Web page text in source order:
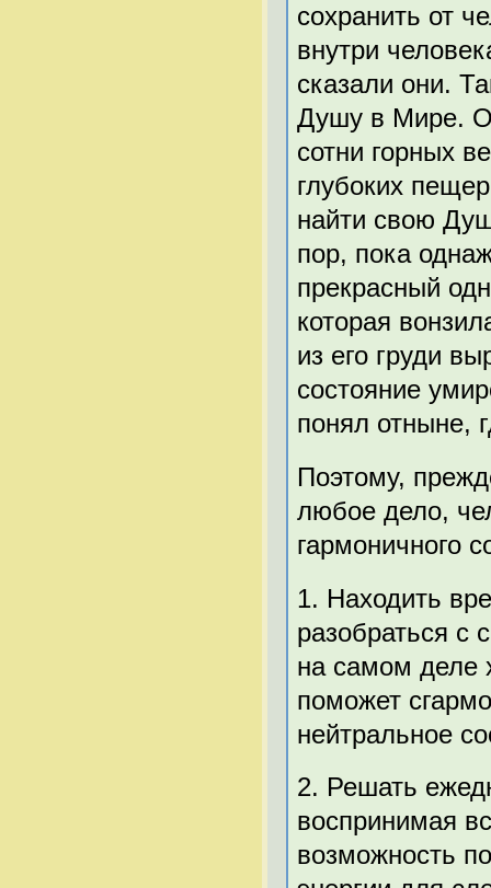
сохранить от
внутри
сказали они.
Душу в Мире.
сотни горных
глубоких
найти свою
пор, пока
прекрасный
которая
из его груди
состояние
понял отныне,
Поэтому,
любое дело,
гармоничного
1. Находить
разобраться с
на самом деле
поможет
нейтральное
2. Решать
воспринимая
возможность